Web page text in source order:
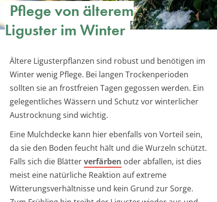
Pflege von älterem
Liguster im Winter
Ältere Ligusterpflanzen sind robust und benötigen im
Winter wenig Pflege. Bei langen Trockenperioden
sollten sie an frostfreien Tagen gegossen werden. Ein
gelegentliches Wässern und Schutz vor winterlicher
Austrocknung sind wichtig.
Eine Mulchdecke kann hier ebenfalls von Vorteil sein,
da sie den Boden feucht hält und die Wurzeln schützt.
Falls sich die Blätterverfärben oder abfallen, ist dies
meist eine natürliche Reaktion auf extreme
Witterungsverhältnisse und kein Grund zur Sorge.